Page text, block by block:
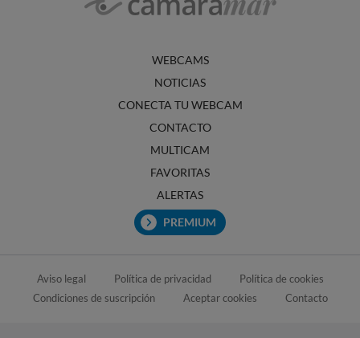
WEBCAMS
NOTICIAS
CONECTA TU WEBCAM
CONTACTO
MULTICAM
FAVORITAS
ALERTAS
PREMIUM
Aviso legal Política de privacidad
Política de cookies
Condiciones de suscripción
Aceptar cookies Contacto